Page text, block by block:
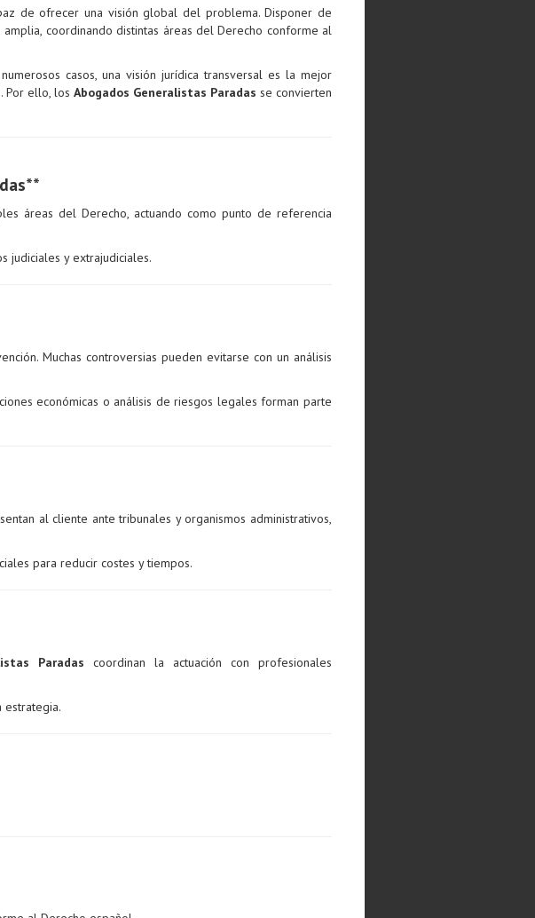
de ofrecer una visión global del problema. Disponer de
coordinando distintas áreas del Derecho conforme al
casos, una visión jurídica transversal es la mejor
Por ello, los Abogados Generalistas Paradas se convierten
áreas del Derecho, actuando como punto de referencia
judiciales y extrajudiciales.
Muchas controversias pueden evitarse con un análisis
económicas o análisis de riesgos legales forman parte
al cliente ante tribunales y organismos administrativos,
para reducir costes y tiempos.
Paradas coordinan la actuación con profesionales
estrategia.